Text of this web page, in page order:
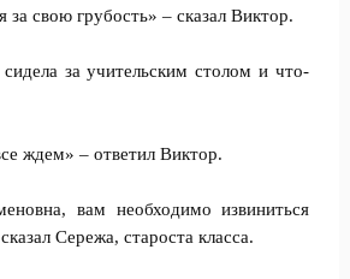
за свою грубость» – сказал Виктор.
за учительским столом и что-
ждем» – ответил Виктор.
вам необходимо извиниться
Сережа, староста класса.